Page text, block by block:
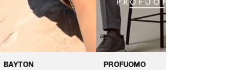
BAYTON PROFUOMO